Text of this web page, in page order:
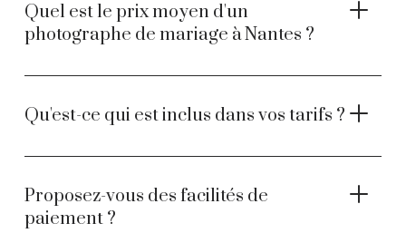
Quel est le prix moyen d'un
photographe de mariage à Nantes ?
Qu'est-ce qui est inclus dans vos tarifs ?
Proposez-vous des facilités de
paiement ?